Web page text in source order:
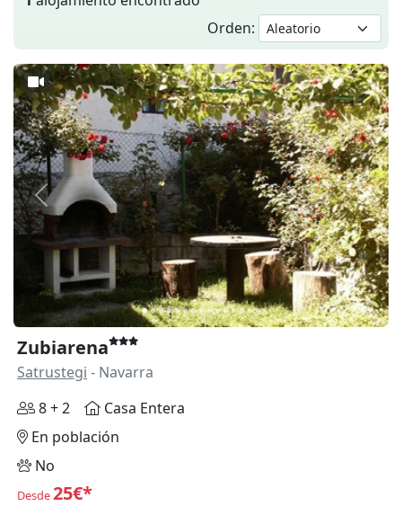
Orden:
Anterior
Zubiarena
Satrustegi - Navarra
8 + 2
Casa Entera
En población
No
Desde25€*